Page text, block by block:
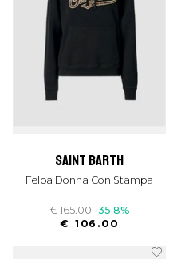
saint barth
Felpa Donna Con Stampa
€ 165.00 -35.8%
€ 106.00